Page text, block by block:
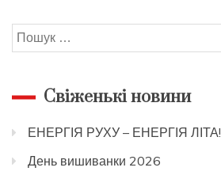
Пошук:
Свіженькі новини
ЕНЕРГІЯ РУХУ – ЕНЕРГІЯ ЛІТА!
День вишиванки 2026